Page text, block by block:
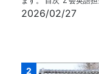
2026/02/27